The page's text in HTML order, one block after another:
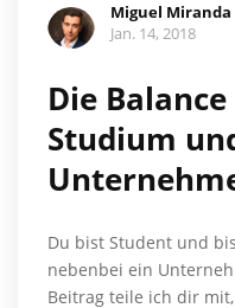
Miguel Miranda
Jan. 14, 2018
Die
Studium
Du bist Student und
nebenbei ein
Beitrag teile ich dir